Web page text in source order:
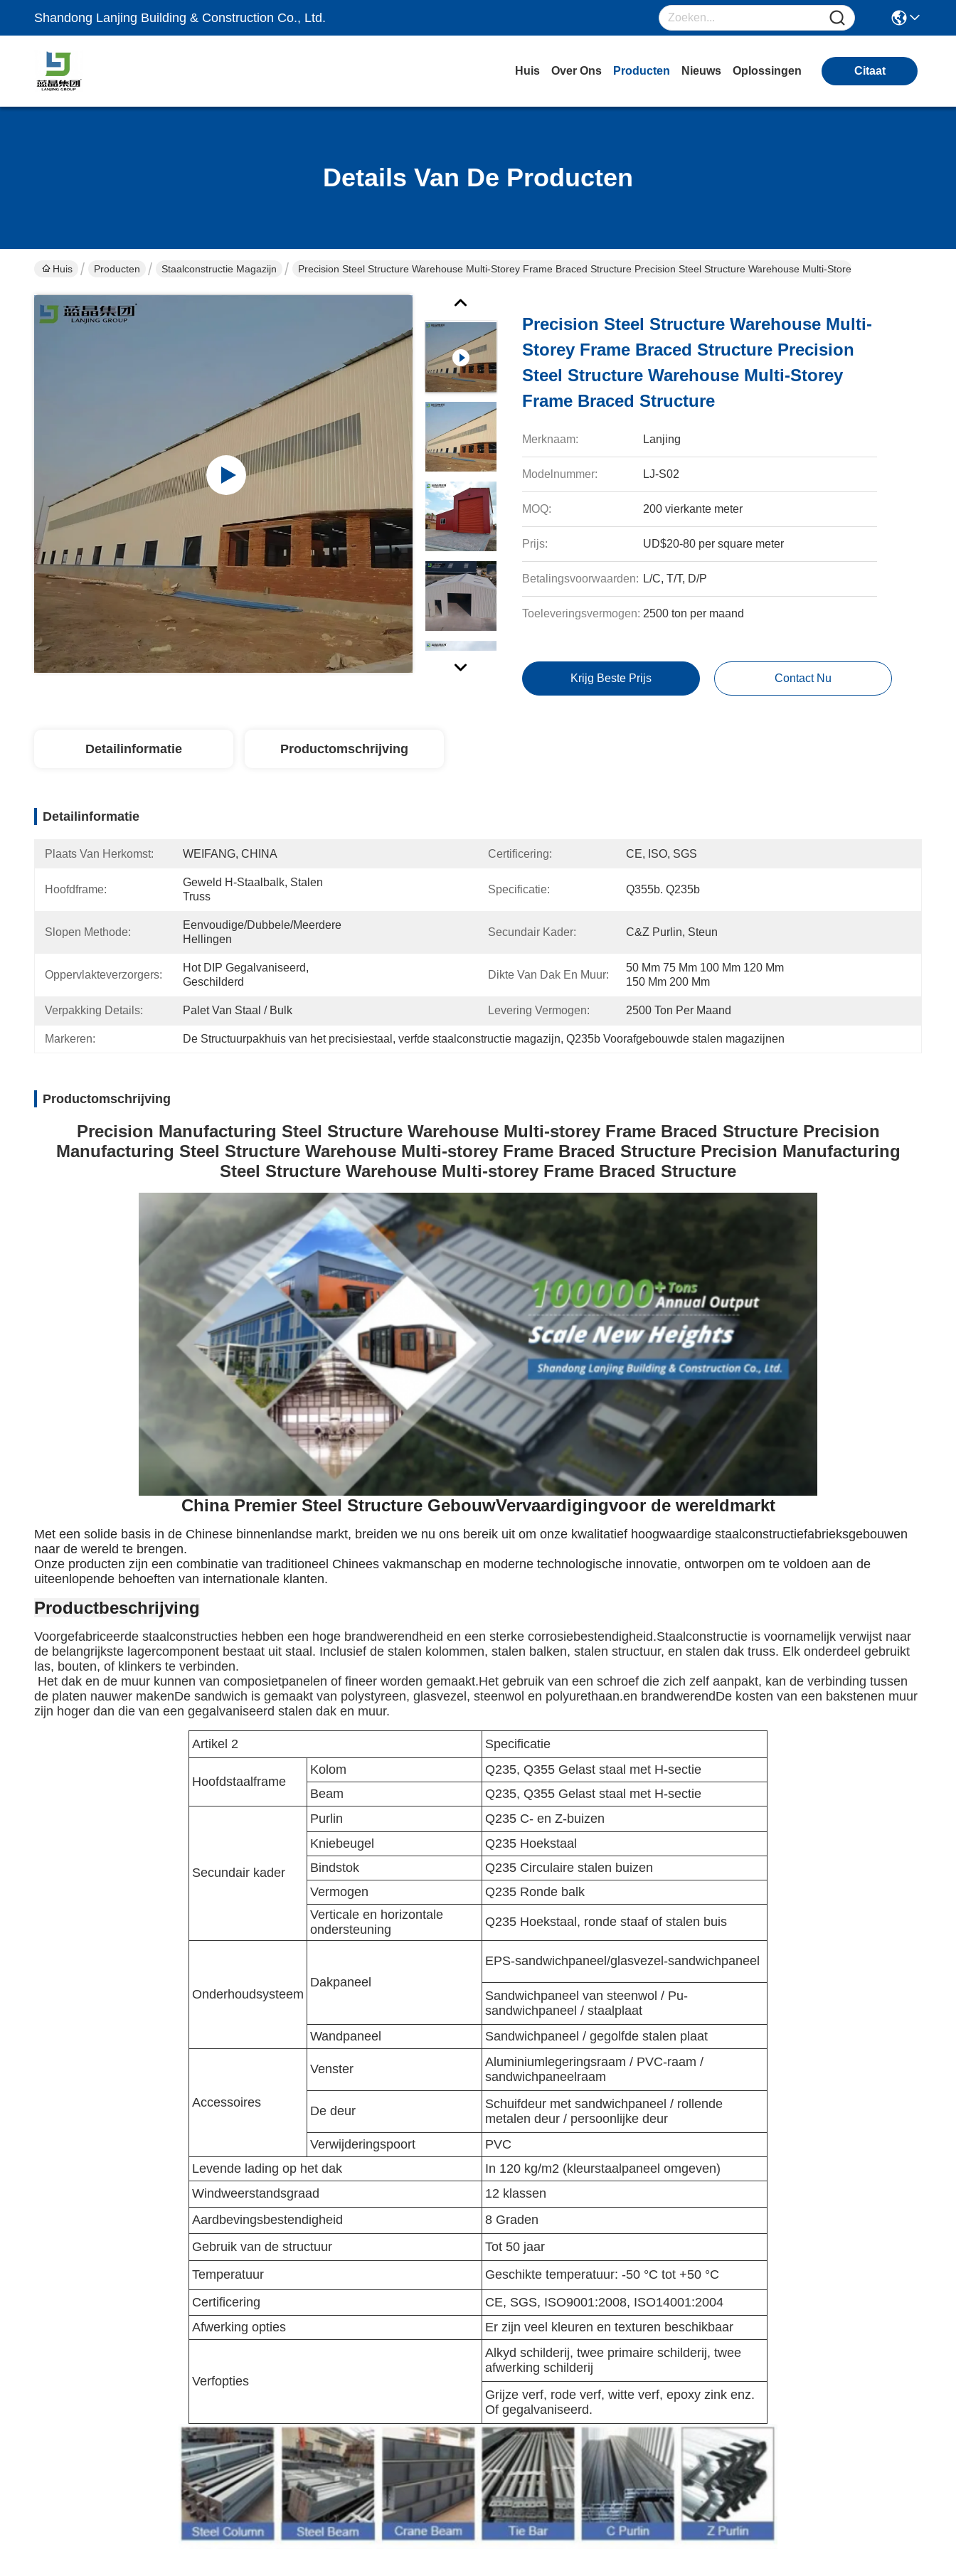
Shandong Lanjing Building & Construction Co., Ltd.
Huis Over Ons Producten Nieuws Oplossingen Citaat
Details Van De Producten
Huis Producten Staalconstructie Magazijn Precision Steel Structure Warehouse Multi-Storey Frame Braced Structure Precision Steel Structure Warehouse Multi-Storey Frame Braced
Precision Steel Structure Warehouse Multi-
Storey Frame Braced Structure Precision
Steel Structure Warehouse Multi-Storey
Frame Braced Structure
Merknaam: Lanjing
Modelnummer: LJ-S02
MOQ: 200 vierkante meter
Prijs: UD$20-80 per square meter
Betalingsvoorwaarden: L/C, T/T, D/P
Toeleveringsvermogen: 2500 ton per maand
Krijg Beste Prijs Contact Nu
Detailinformatie Productomschrijving
Detailinformatie
Plaats Van Herkomst: WEIFANG, CHINA Certificering: CE, ISO, SGS
Hoofdframe:
Geweld H-Staalbalk, Stalen
Truss
Specificatie: Q355b. Q235b
Slopen Methode:
Eenvoudige/dubbele/meerdere
Hellingen
Secundair Kader: C&Z Purlin, Steun
Oppervlakteverzorgers:
Hot DIP Gegalvaniseerd,
Geschilderd
Dikte Van Dak En Muur:
50 Mm 75 Mm 100 Mm 120 Mm
150 Mm 200 Mm
Verpakking Details: Palet Van Staal / Bulk Levering Vermogen: 2500 Ton Per Maand
Markeren: De Structuurpakhuis van het precisiestaal , verfde staalconstructie magazijn, Q235b Voorafgebouwde stalen magazijnen
Productomschrijving
Precision Manufacturing Steel Structure Warehouse Multi-storey Frame Braced Structure Precision
Manufacturing Steel Structure Warehouse Multi-storey Frame Braced Structure Precision Manufacturing
Steel Structure Warehouse Multi-storey Frame Braced Structure
China Premier Steel Structure GebouwVervaardigingvoor de wereldmarkt
Met een solide basis in de Chinese binnenlandse markt, breiden we nu ons bereik uit om onze kwalitatief hoogwaardige staalconstructiefabrieksgebouwen
naar de wereld te brengen.
Onze producten zijn een combinatie van traditioneel Chinees vakmanschap en moderne technologische innovatie, ontworpen om te voldoen aan de
uiteenlopende behoeften van internationale klanten.
Productbeschrijving
Voorgefabriceerde staalconstructies hebben een hoge brandwerendheid en een sterke corrosiebestendigheid.Staalconstructie is voornamelijk verwijst naar
de belangrijkste lagercomponent bestaat uit staal. Inclusief de stalen kolommen, stalen balken, stalen structuur, en stalen dak truss. Elk onderdeel gebruikt
las, bouten, of klinkers te verbinden.
Het dak en de muur kunnen van composietpanelen of fineer worden gemaakt.Het gebruik van een schroef die zich zelf aanpakt, kan de verbinding tussen
de platen nauwer makenDe sandwich is gemaakt van polystyreen, glasvezel, steenwol en polyurethaan.en brandwerendDe kosten van een bakstenen muur
zijn hoger dan die van een gegalvaniseerd stalen dak en muur.
Artikel 2 Specificatie
Hoofdstaalframe
Kolom
Q235, Q355 Gelast staal met H-sectie
Beam
Q235, Q355 Gelast staal met H-sectie
Secundair kader
Purlin
Q235 C- en Z-buizen
Kniebeugel
Q235 Hoekstaal
Bindstok
Q235 Circulaire stalen buizen
Vermogen
Q235 Ronde balk
Verticale en horizontale
ondersteuning
Q235 Hoekstaal, ronde staaf of stalen buis
Onderhoudsysteem
Dakpaneel
EPS-sandwichpaneel/glasvezel-sandwichpaneel
Sandwichpaneel van steenwol / Pu-
sandwichpaneel / staalplaat
Wandpaneel
Sandwichpaneel / gegolfde stalen plaat
Accessoires
Venster
Aluminiumlegeringsraam / PVC-raam /
sandwichpaneelraam
De deur
Schuifdeur met sandwichpaneel / rollende
metalen deur / persoonlijke deur
Verwijderingspoort
PVC
Levende lading op het dak
In 120 kg/m2 (kleurstaalpaneel omgeven)
Windweerstandsgraad
12 klassen
Aardbevingsbestendigheid
8 Graden
Gebruik van de structuur
Tot 50 jaar
Temperatuur
Geschikte temperatuur: -50 °C tot +50 °C
Certificering
CE, SGS, ISO9001:2008, ISO14001:2004
Afwerking opties
Er zijn veel kleuren en texturen beschikbaar
Verfopties
Alkyd schilderij, twee primaire schilderij, twee
afwerking schilderij
Grijze verf, rode verf, witte verf, epoxy zink enz.
Of gegalvaniseerd.